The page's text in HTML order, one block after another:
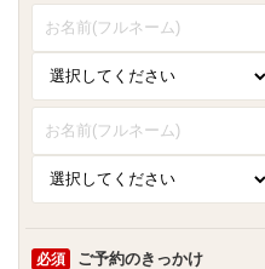
必須 ご予約のきっかけ